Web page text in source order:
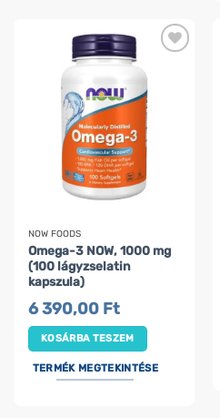
NOW FOODS
Omega-3 NOW, 1000 mg
(100 lágyzselatin
kapszula)
6 390,00 Ft
KOSÁRBA TESZEM
TERMÉK MEGTEKINTÉSE